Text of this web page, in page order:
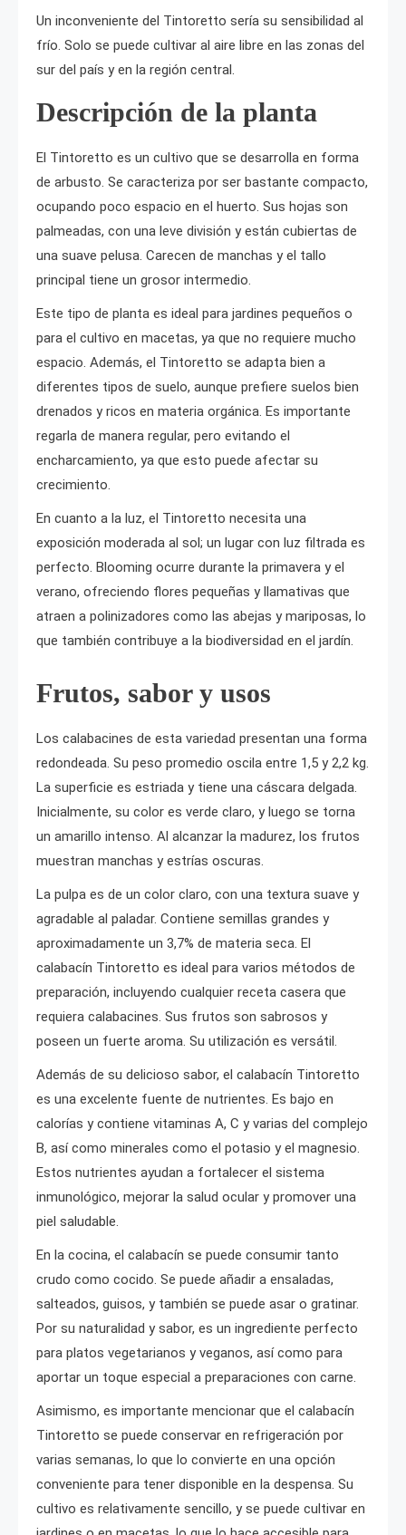
Un inconveniente del Tintoretto sería su sensibilidad al
frío. Solo se puede cultivar al aire libre en las zonas del
sur del país y en la región central.
Descripción de la planta
El Tintoretto es un cultivo que se desarrolla en forma
de arbusto. Se caracteriza por ser bastante compacto,
ocupando poco espacio en el huerto. Sus hojas son
palmeadas, con una leve división y están cubiertas de
una suave pelusa. Carecen de manchas y el tallo
principal tiene un grosor intermedio.
Este tipo de planta es ideal para jardines pequeños o
para el cultivo en macetas, ya que no requiere mucho
espacio. Además, el Tintoretto se adapta bien a
diferentes tipos de suelo, aunque prefiere suelos bien
drenados y ricos en materia orgánica. Es importante
regarla de manera regular, pero evitando el
encharcamiento, ya que esto puede afectar su
crecimiento.
En cuanto a la luz, el Tintoretto necesita una
exposición moderada al sol; un lugar con luz filtrada es
perfecto. Blooming ocurre durante la primavera y el
verano, ofreciendo flores pequeñas y llamativas que
atraen a polinizadores como las abejas y mariposas, lo
que también contribuye a la biodiversidad en el jardín.
Frutos, sabor y usos
Los calabacines de esta variedad presentan una forma
redondeada. Su peso promedio oscila entre 1,5 y 2,2 kg.
La superficie es estriada y tiene una cáscara delgada.
Inicialmente, su color es verde claro, y luego se torna
un amarillo intenso. Al alcanzar la madurez, los frutos
muestran manchas y estrías oscuras.
La pulpa es de un color claro, con una textura suave y
agradable al paladar. Contiene semillas grandes y
aproximadamente un 3,7% de materia seca. El
calabacín Tintoretto es ideal para varios métodos de
preparación, incluyendo cualquier receta casera que
requiera calabacines. Sus frutos son sabrosos y
poseen un fuerte aroma. Su utilización es versátil.
Además de su delicioso sabor, el calabacín Tintoretto
es una excelente fuente de nutrientes. Es bajo en
calorías y contiene vitaminas A, C y varias del complejo
B, así como minerales como el potasio y el magnesio.
Estos nutrientes ayudan a fortalecer el sistema
inmunológico, mejorar la salud ocular y promover una
piel saludable.
En la cocina, el calabacín se puede consumir tanto
crudo como cocido. Se puede añadir a ensaladas,
salteados, guisos, y también se puede asar o gratinar.
Por su naturalidad y sabor, es un ingrediente perfecto
para platos vegetarianos y veganos, así como para
aportar un toque especial a preparaciones con carne.
Asimismo, es importante mencionar que el calabacín
Tintoretto se puede conservar en refrigeración por
varias semanas, lo que lo convierte en una opción
conveniente para tener disponible en la despensa. Su
cultivo es relativamente sencillo, y se puede cultivar en